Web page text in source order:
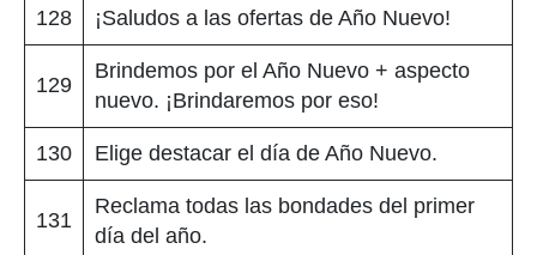
128 ¡Saludos a las ofertas de Año Nuevo!
129
Brindemos por el Año Nuevo + aspecto
nuevo. ¡Brindaremos por eso!
130 Elige destacar el día de Año Nuevo.
131
Reclama todas las bondades del primer
día del año.